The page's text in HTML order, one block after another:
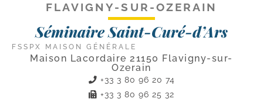
FLAVIGNY-SUR-OZERAIN
Séminaire Saint-Curé-d’Ars
FSSPX MAISON GÉNÉRALE
Maison Lacordaire 21150 Flavigny-sur-
Ozerain
+33 3 80 96 20 74
+33 3 80 96 25 32